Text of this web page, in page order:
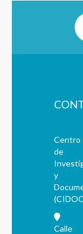
Centro
de
y
Calle